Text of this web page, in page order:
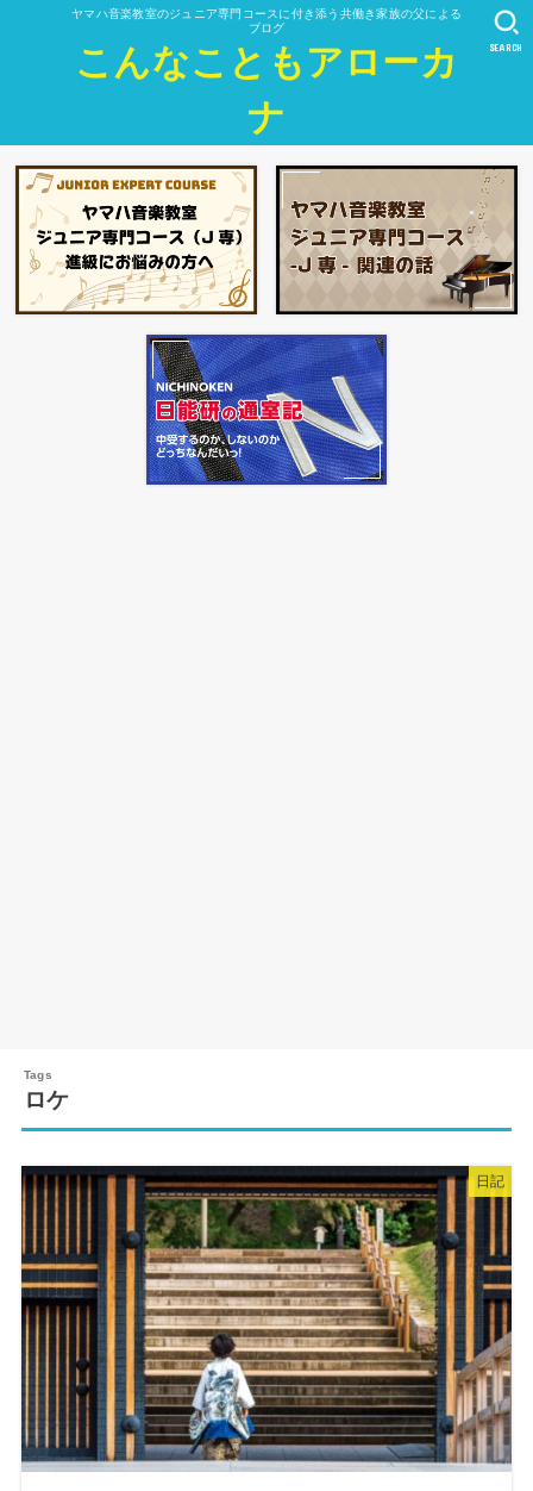
ヤマハ音楽教室のジュニア専門コースに付き添う共働き家族の父による
ブログ
こんなこともアローカ
ナ
SEARCH
ロケ
日記